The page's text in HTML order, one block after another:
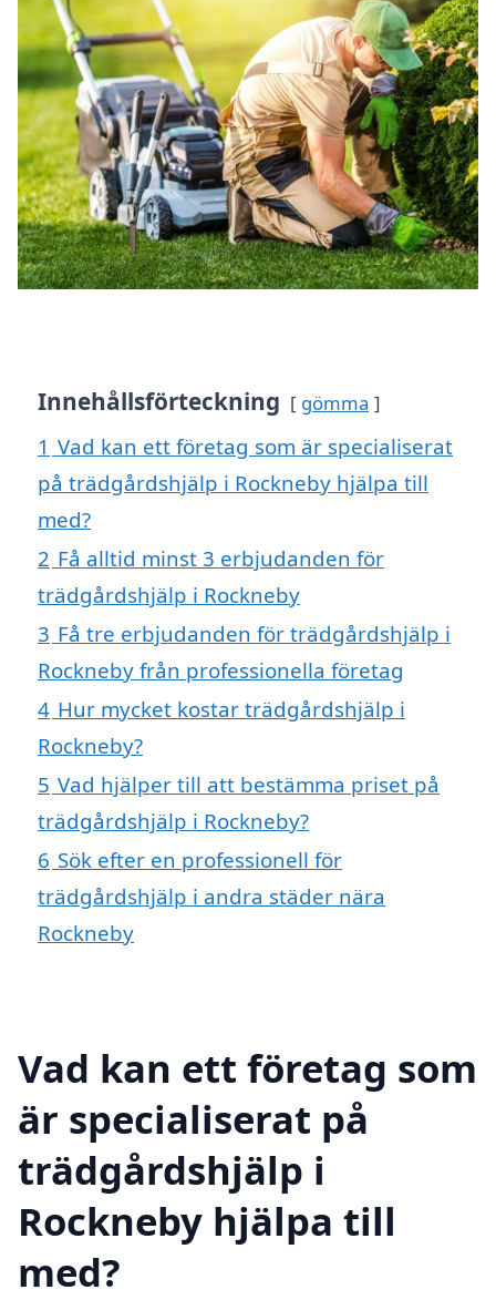
Innehållsförteckning gömma
1 Vad kan ett företag som är specialiserat
på trädgårdshjälp i Rockneby hjälpa till
med?
2 Få alltid minst 3 erbjudanden för
trädgårdshjälp i Rockneby
3 Få tre erbjudanden för trädgårdshjälp i
Rockneby från professionella företag
4 Hur mycket kostar trädgårdshjälp i
Rockneby?
5 Vad hjälper till att bestämma priset på
trädgårdshjälp i Rockneby?
6 Sök efter en professionell för
trädgårdshjälp i andra städer nära
Rockneby
Vad kan ett företag som
är specialiserat på
trädgårdshjälp i
Rockneby hjälpa till
med?